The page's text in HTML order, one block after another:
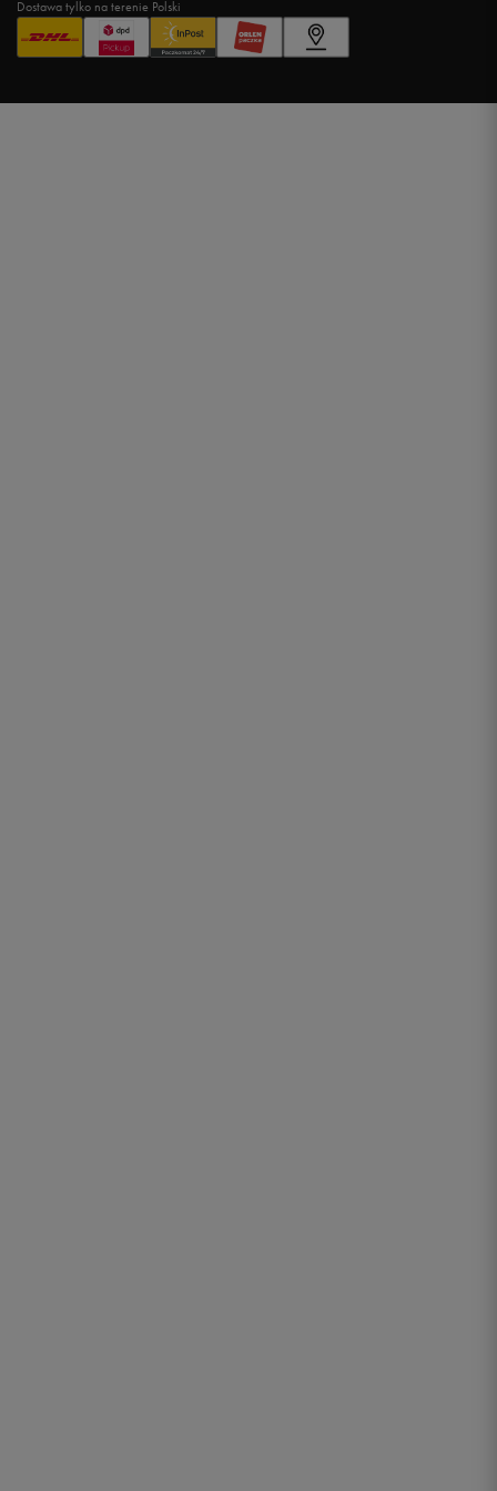
Dostawa tylko na terenie Polski